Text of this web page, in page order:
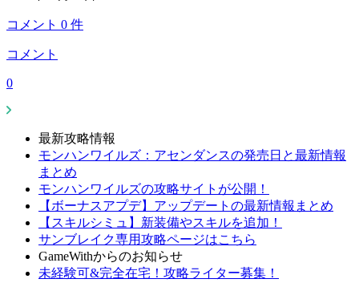
コメント 0 件
コメント
0
最新攻略情報
モンハンワイルズ：アセンダンスの発売日と最新情報
まとめ
モンハンワイルズの攻略サイトが公開！
【ボーナスアプデ】アップデートの最新情報まとめ
【スキルシミュ】新装備やスキルを追加！
サンブレイク専用攻略ページはこちら
GameWithからのお知らせ
未経験可&完全在宅！攻略ライター募集！